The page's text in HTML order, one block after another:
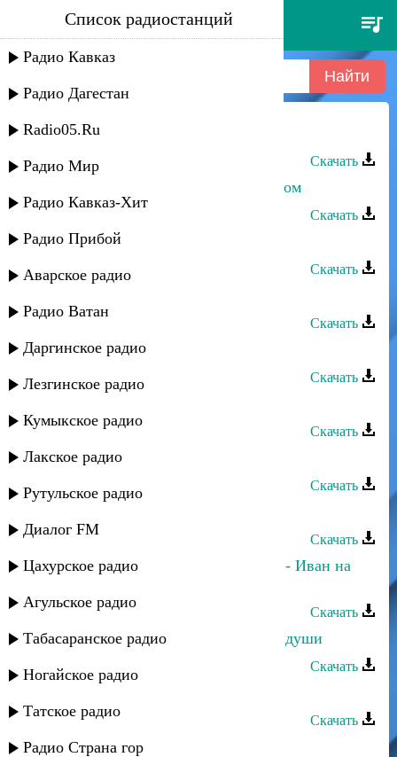
р. гарунов - сальминаз
Список радиостанций
Радио Кавказ
Радио Дагестан
Radio05.Ru
Радио Мир
Радио Кавказ-Хит
Радио Прибой
Аварское радио
Радио Ватан
Даргинское радио
Лезгинское радио
Кумыкское радио
Лакское радио
Рутульское радио
Диалог FM
Цахурское радио
Агульское радио
Табасаранское радио
Ногайское радио
Татское радио
Радио Страна гор
Р. Гарунов - Сальминаз
Скачать
Даниэль Гарунов - Цветы под снегом
Скачать
Даниэль Гарунов - Жду тебя
Скачать
Скачать
Кербихан Гарунов - Сарфун
Скачать
Скачать
Р. Гарунов - Яриз мяъли
Скачать
Скачать
Даниэль Гарунов и Дина Мереуца - Иван на
Скачать
Даниэль Гарунов - Блюз одинокой души
Скачать
Скачать
Даниэль Гарунов - Lady